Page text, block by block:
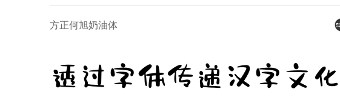
方正何旭奶油体
透过字体传递汉字文化